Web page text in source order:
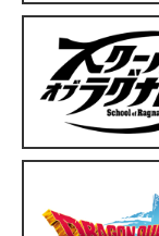
ダイブキック アデ
ション
ドラゴンクエスト